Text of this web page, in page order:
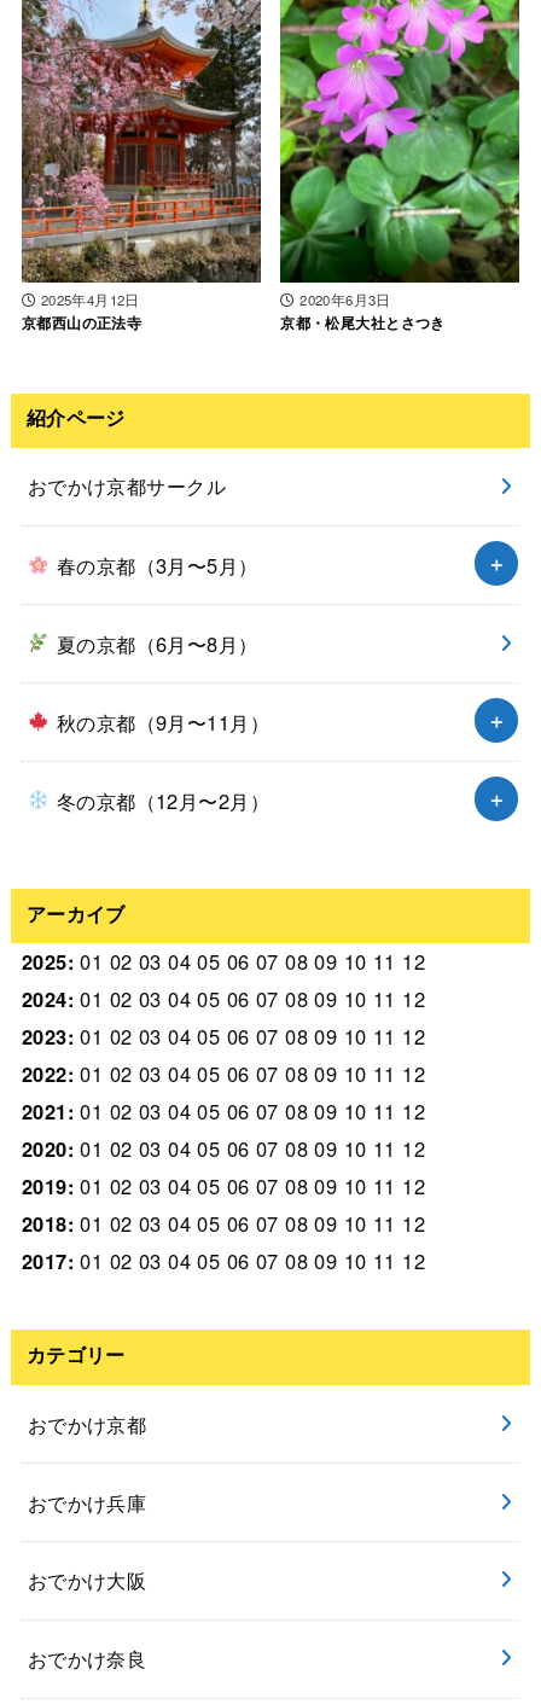
2025年4月12日
京都西山の正法寺
2020年6月3日
京都・松尾大社とさつき
紹介ページ
おでかけ京都サークル
春の京都（3月〜5月）
夏の京都（6月〜8月）
秋の京都（9月〜11月）
冬の京都（12月〜2月）
アーカイブ
2025:01 02 03 04 05 06 07 08 09 10 11 12
2024:01 02 03 04 05 06 07 08 09 10 11 12
2023:01 02 03 04 05 06 07 08 09 10 11 12
2022:01 02 03 04 05 06 07 08 09 10 11 12
2021:01 02 03 04 05 06 07 08 09 10 11 12
2020:01 02 03 04 05 06 07 08 09 10 11 12
2019:01 02 03 04 05 06 07 08 09 10 11 12
2018:01 02 03 04 05 06 07 08 09 10 11 12
2017:01 02 03 04 05 06 07 08 09 10 11 12
カテゴリー
おでかけ京都
おでかけ兵庫
おでかけ大阪
おでかけ奈良